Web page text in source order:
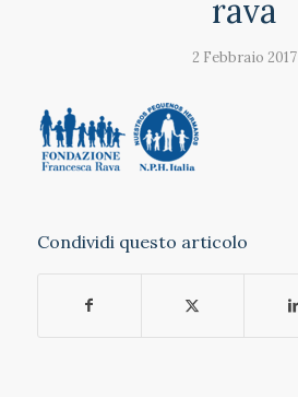
rava
2 Febbraio 2017
Condividi questo articolo